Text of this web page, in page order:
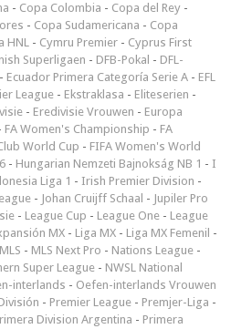
- Copa Colombia - Copa del Rey -
- Copa Sudamericana - Copa
HNL - Cymru Premier - Cyprus First
Superligaen - DFB-Pokal - DFL-
- Ecuador Primera Categoría Serie A - EFL
League - Ekstraklasa - Eliteserien -
- Eredivisie Vrouwen - Europa
FA Women's Championship - FA
World Cup - FIFA Women's World
- Hungarian Nemzeti Bajnokság NB 1 - I
Liga 1 - Irish Premier Division -
- Johan Cruijff Schaal - Jupiler Pro
- League Cup - League One - League
MX - Liga MX - Liga MX Femenil -
MLS - MLS Next Pro - Nations League -
Super League - NWSL National
interlands - Oefen-interlands Vrouwen
- Premier League - Premjer-Liga -
Division Argentina - Primera